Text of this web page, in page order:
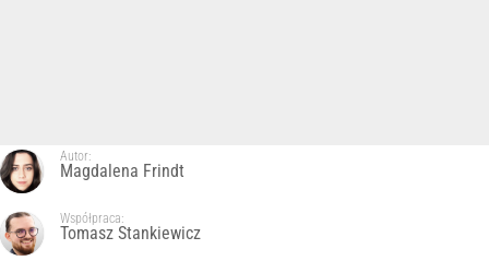
Autor:
Magdalena Frindt
Współpraca:
Tomasz Stankiewicz